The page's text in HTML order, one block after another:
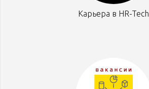
Карьера в HR-Tech